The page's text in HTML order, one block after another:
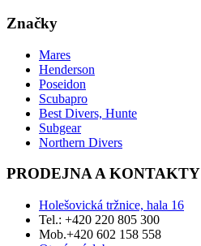
Značky
Mares
Henderson
Poseidon
Scubapro
Best Divers, Hunte
Subgear
Northern Divers
PRODEJNA A KONTAKTY
Holešovická tržnice, hala 16
Tel.: +420 220 805 300
Mob.+420 602 158 558